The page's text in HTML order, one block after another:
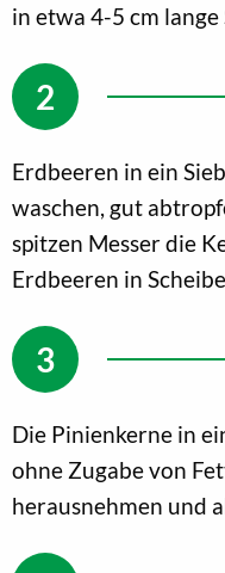
in etwa 4-5 cm lange
Erdbeeren in ein
waschen, gut
spitzen Messer die
Erdbeeren in
Die Pinienkerne in
ohne Zugabe von
herausnehmen und